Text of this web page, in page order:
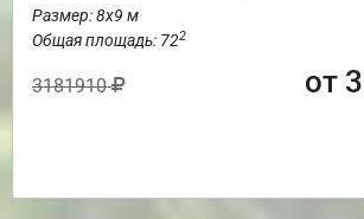
Размер: 8х9 м
Общая площадь: 722
3181910 от